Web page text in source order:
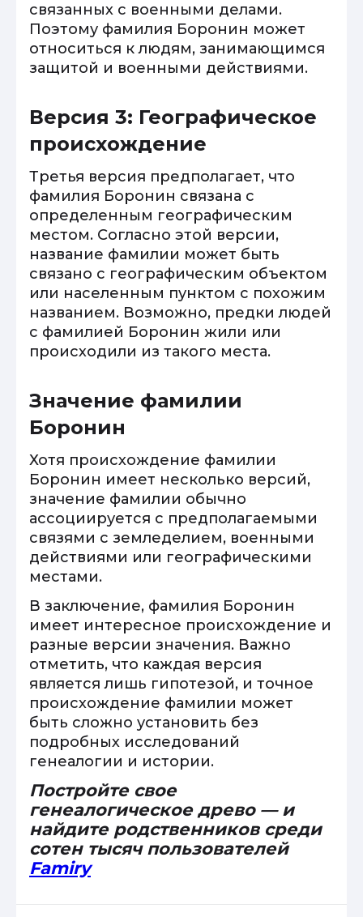
связанных с военными делами.
Поэтому фамилия Боронин может
относиться к людям, занимающимся
защитой и военными действиями.
Версия 3: Географическое
происхождение
Третья версия предполагает, что
фамилия Боронин связана с
определенным географическим
местом. Согласно этой версии,
название фамилии может быть
связано с географическим объектом
или населенным пунктом с похожим
названием. Возможно, предки людей
с фамилией Боронин жили или
происходили из такого места.
Значение фамилии
Боронин
Хотя происхождение фамилии
Боронин имеет несколько версий,
значение фамилии обычно
ассоциируется с предполагаемыми
связями с земледелием, военными
действиями или географическими
местами.
В заключение, фамилия Боронин
имеет интересное происхождение и
разные версии значения. Важно
отметить, что каждая версия
является лишь гипотезой, и точное
происхождение фамилии может
быть сложно установить без
подробных исследований
генеалогии и истории.
Постройте свое
генеалогическое древо — и
найдите родственников среди
сотен тысяч пользователей
Famiry